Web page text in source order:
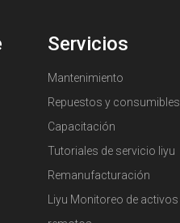
Servicios
Mantenimiento
Repuestos y consumibles
Capacitación
Tutoriales de servicio liyu
Remanufacturación
Liyu Monitoreo de activos